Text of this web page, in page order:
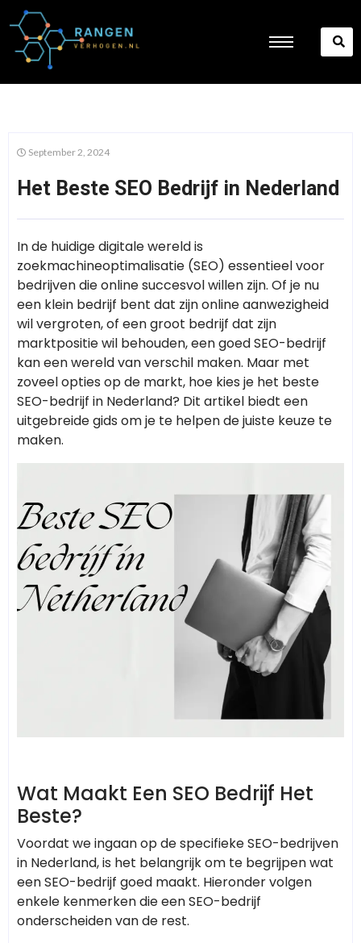
September 2, 2024
Het Beste SEO Bedrijf in Nederland
In de huidige digitale wereld is
zoekmachineoptimalisatie (SEO) essentieel voor
bedrijven die online succesvol willen zijn. Of je nu
een klein bedrijf bent dat zijn online aanwezigheid
wil vergroten, of een groot bedrijf dat zijn
marktpositie wil behouden, een goed SEO-bedrijf
kan een wereld van verschil maken. Maar met
zoveel opties op de markt, hoe kies je het beste
SEO-bedrijf in Nederland? Dit artikel biedt een
uitgebreide gids om je te helpen de juiste keuze te
maken.
Wat Maakt Een SEO Bedrijf Het
Beste?
Voordat we ingaan op de specifieke SEO-bedrijven
in Nederland, is het belangrijk om te begrijpen wat
een SEO-bedrijf goed maakt. Hieronder volgen
enkele kenmerken die een SEO-bedrijf
onderscheiden van de rest.